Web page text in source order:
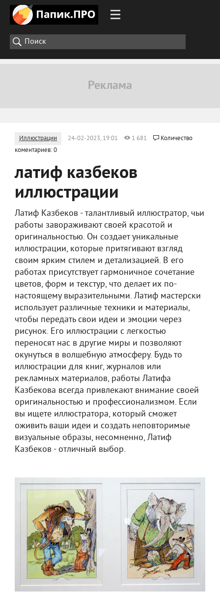
Иллюстрации 24-02-2023, 19:01 1 681
Количество
коментариев: 0
латиф казбеков
иллюстрации
Латиф Казбеков - талантливый иллюстратор, чьи
работы завораживают своей красотой и
оригинальностью. Он создает уникальные
иллюстрации, которые притягивают взгляд
своим ярким стилем и детализацией. В его
работах присутствует гармоничное сочетание
цветов, форм и текстур, что делает их по-
настоящему выразительными. Латиф мастерски
использует различные техники и материалы,
чтобы передать свои идеи и эмоции через
рисунок. Его иллюстрации с легкостью
переносят нас в другие миры и позволяют
окунуться в волшебную атмосферу. Будь то
иллюстрации для книг, журналов или
рекламных материалов, работы Латифа
Казбекова всегда привлекают внимание своей
оригинальностью и профессионализмом. Если
вы ищете иллюстратора, который сможет
оживить ваши идеи и создать неповторимые
визуальные образы, несомненно, Латиф
Казбеков - отличный выбор.